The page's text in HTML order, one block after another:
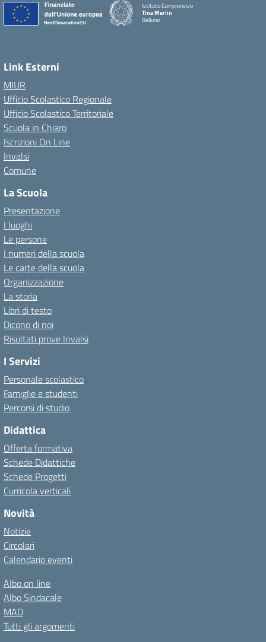
Istituto Comprensivo
Tina Merlin
Belluno
Link Esterni
MIUR
Ufficio Scolastico Regionale
Ufficio Scolastico Territoriale
Scuola in Chiaro
Iscrizioni On Line
Invalsi
Comune
La Scuola
Presentazione
I luoghi
Le persone
I numeri della scuola
Le carte della scuola
Organizzazione
La storia
Libri di testo
Dicono di noi
Risultati prove Invalsi
I Servizi
Personale scolastico
Famiglie e studenti
Percorsi di studio
Didattica
Offerta formativa
Schede Didattiche
Schede Progetti
Curricola verticali
Novità
Notizie
Circolari
Calendario eventi
Albo on line
Albo Sindacale
MAD
Tutti gli argomenti